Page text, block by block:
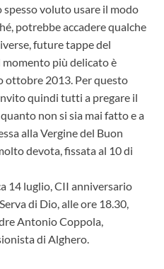
voluto usare il modo
potrebbe accadere qualche
future tappe del
più delicato è
ottobre 2013. Per questo
quindi tutti a pregare il
non si sia mai fatto e a
alla Vergine del Buon
devota, fissata al 10 di
14 luglio, CII anniversario
di Dio, alle ore 18.30,
Antonio Coppola,
di Alghero.